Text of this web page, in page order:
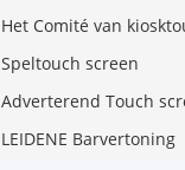
Het Comité van
Speltouch screen
Adverterend Touch
LEIDENE Barvertoning